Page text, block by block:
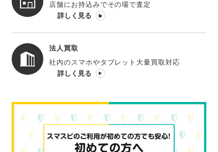
店舗にお持込みでその場で査定
詳しく見る
法人買取
社内のスマホやタブレット大量買取対応
詳しく見る